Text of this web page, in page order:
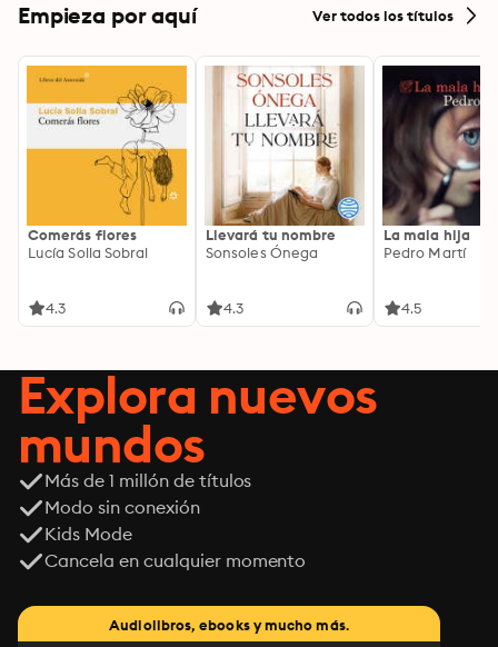
Empieza por aquí Ver todos los títulos
Comerás flores
Lucía Solla Sobral
4.3
Llevará tu nombre
Sonsoles Ónega
4.3
La mala hija
Pedro Martí
4.5
Explora nuevos
mundos
Más de 1 millón de títulos
Modo sin conexión
Kids Mode
Cancela en cualquier momento
Audiolibros, ebooks y mucho más.